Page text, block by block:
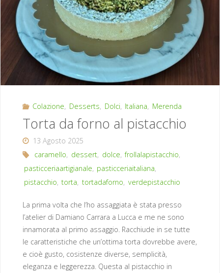
Colazione, Desserts, Dolci, Italiana, Merenda
Torta da forno al pistacchio
13 Agosto 2025
caramello, dessert, dolce, frollalapistacchio,
pasticceriaartigianale, pasticceriaitaliana,
pistacchio, torta, tortadaforno, verdepistacchio
La prima volta che l’ho assaggiata è stata presso
l’atelier di Damiano Carrara a Lucca e me ne sono
innamorata al primo assaggio. Racchiude in se tutte
le caratteristiche che un’ottima torta dovrebbe avere,
e cioè gusto, cosistenze diverse, semplicità,
eleganza e leggerezza. Questa al pistacchio in